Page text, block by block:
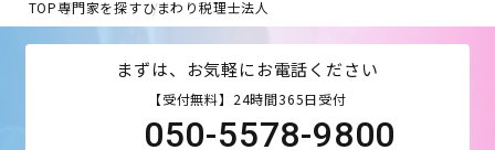
TOP専門家を探すひまわり税理士法人
まずは、お気軽にお電話ください
【受付無料】24時間365日受付
050-5578-9800